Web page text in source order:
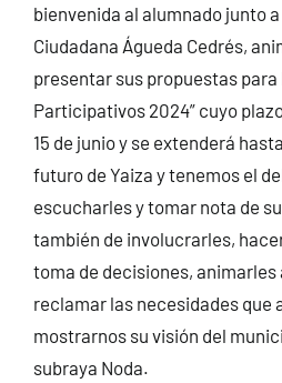
bienvenida al alumnado junto
Ciudadana Águeda Cedrés,
presentar sus propuestas
Participativos 2024” cuyo
15 de junio y se extenderá
futuro de Yaiza y tenemos el
escucharles y tomar nota de
también de involucrarles,
toma de decisiones, animarles
reclamar las necesidades que
mostrarnos su visión del
subraya Noda.